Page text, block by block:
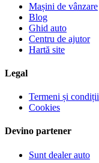
Mașini de vânzare
Blog
Ghid auto
Centru de ajutor
Hartă site
Legal
Termeni și condiții
Cookies
Devino partener
Sunt dealer auto